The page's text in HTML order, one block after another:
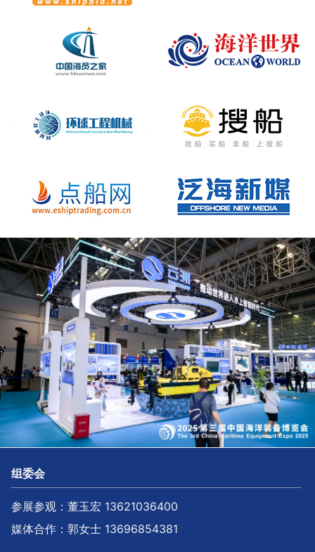
组委会
参展参观：董玉宏 13621036400
媒体合作：郭女士 13696854381